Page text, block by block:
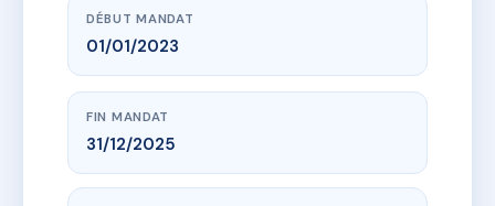
DÉBUT MANDAT
01/01/2023
FIN MANDAT
31/12/2025